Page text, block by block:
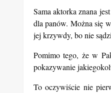
Sama aktorka znana
dla panów. Można się
jej krzywdy, bo nie
Pomimo tego, że w
pokazywanie
To oczywiście nie